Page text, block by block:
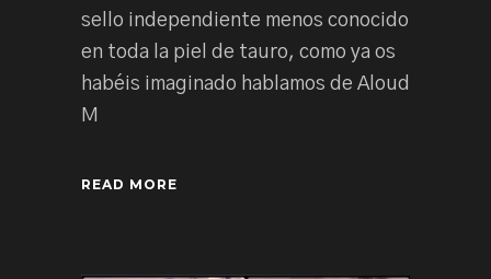
sello independiente menos conocido
en toda la piel de tauro, como ya os
habéis imaginado hablamos de Aloud
M
READ MORE